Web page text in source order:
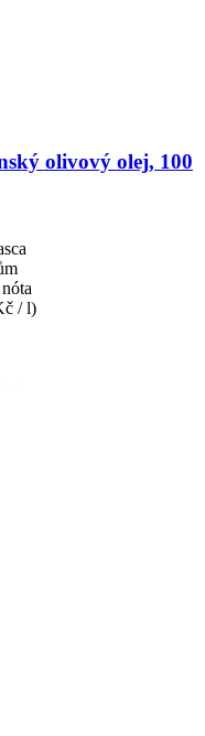
olivový olej, 100
/ l)